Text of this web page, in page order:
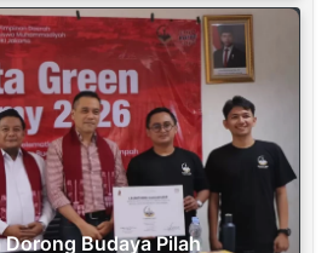
Dorong Budaya Pilah